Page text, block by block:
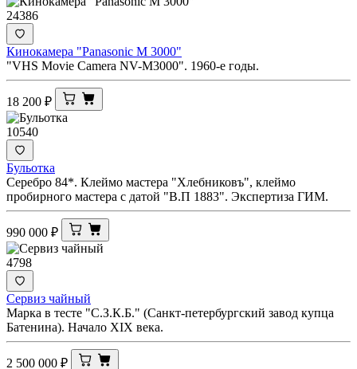
24386
Кинокамера "Panasonic M 3000"
"VHS Movie Camera NV-M3000". 1960-е годы.
18 200 ₽
10540
Бульотка
Серебро 84*. Клеймо мастера "Хлебниковъ", клеймо
пробирного мастера с датой "В.П 1883". Экспертиза ГИМ.
990 000 ₽
4798
Сервиз чайный
Марка в тесте "С.З.К.Б." (Санкт-петербургский завод купца
Батенина). Начало XIX века.
2 500 000 ₽